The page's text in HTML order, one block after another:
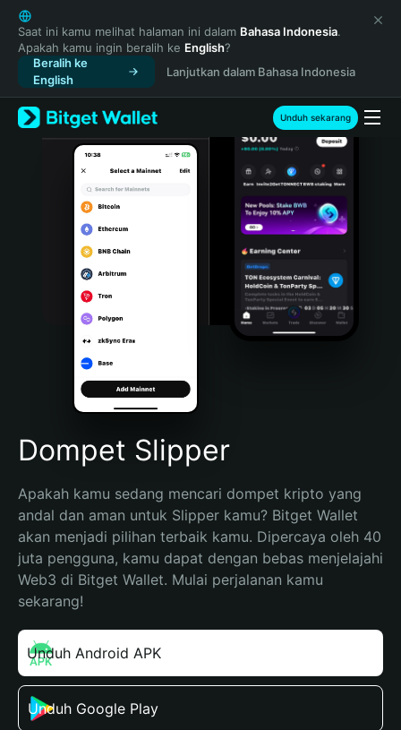
English
日本語
Tiếng Việt
Русский
Español (Latinoamérica)
Türkçe
Italiano
Português (Portugal)
Bahasa Indonesia
Português (Brasil)
Español (Argentina)
Saat ini kamu melihat halaman ini dalam Bahasa Indonesia.
Apakah kamu ingin beralih ke English?
Beralih ke
English
Lanjutkan dalam Bahasa Indonesia
Unduh sekarang
Dompet Slipper
Apakah kamu sedang mencari dompet kripto yang
andal dan aman untuk Slipper kamu? Bitget Wallet
akan menjadi pilihan terbaik kamu. Dipercaya oleh 40
juta pengguna, kamu dapat dengan bebas menjelajahi
Web3 di Bitget Wallet. Mulai perjalanan kamu
sekarang!
Unduh Android APK
Unduh Google Play